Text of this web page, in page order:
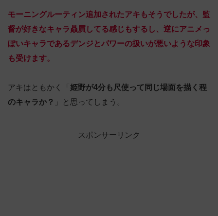
モーニングルーティン追加されたアキもそうでしたが、監
督が好きなキャラ贔屓してる感じもするし、逆にアニメっ
ぽいキャラであるデンジとパワーの扱いが悪いような印象
も受けます。
アキはともかく「 姫野が4分も尺使って同じ場面を描く程
のキャラか？ 」と思ってしまう。
スポンサーリンク